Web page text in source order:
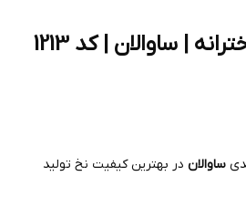
| ساوالان | کد 1213
ساوالان در بهترین کیفیت نخ تولید